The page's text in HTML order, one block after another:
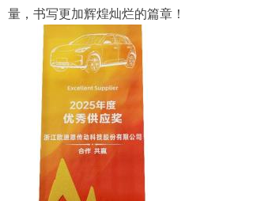
量，书写更加辉煌灿烂的篇章！